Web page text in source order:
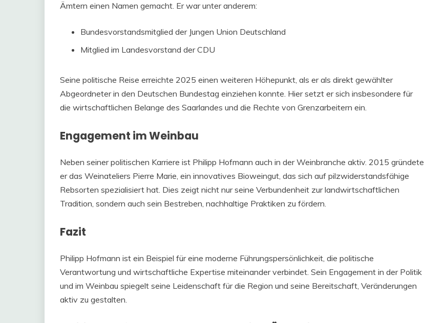
Ämtern einen Namen gemacht. Er war unter anderem:
Bundesvorstandsmitglied der Jungen Union Deutschland
Mitglied im Landesvorstand der CDU
Seine politische Reise erreichte 2025 einen weiteren Höhepunkt, als er als direkt gewählter
Abgeordneter in den Deutschen Bundestag einziehen konnte. Hier setzt er sich insbesondere für
die wirtschaftlichen Belange des Saarlandes und die Rechte von Grenzarbeitern ein.
Engagement im Weinbau
Neben seiner politischen Karriere ist Philipp Hofmann auch in der Weinbranche aktiv. 2015 gründete
er das Weinateliers Pierre Marie, ein innovatives Bioweingut, das sich auf pilzwiderstandsfähige
Rebsorten spezialisiert hat. Dies zeigt nicht nur seine Verbundenheit zur landwirtschaftlichen
Tradition, sondern auch sein Bestreben, nachhaltige Praktiken zu fördern.
Fazit
Philipp Hofmann ist ein Beispiel für eine moderne Führungspersönlichkeit, die politische
Verantwortung und wirtschaftliche Expertise miteinander verbindet. Sein Engagement in der Politik
und im Weinbau spiegelt seine Leidenschaft für die Region und seine Bereitschaft, Veränderungen
aktiv zu gestalten.